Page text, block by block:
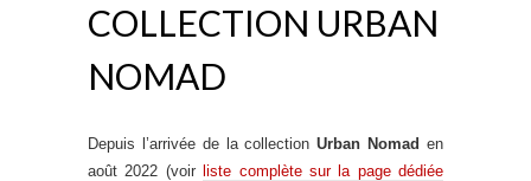
COLLECTION URBAN
NOMAD
Depuis l’arrivée de la collectionUrban Nomad en
août 2022 (voir liste complète sur la page dédiée